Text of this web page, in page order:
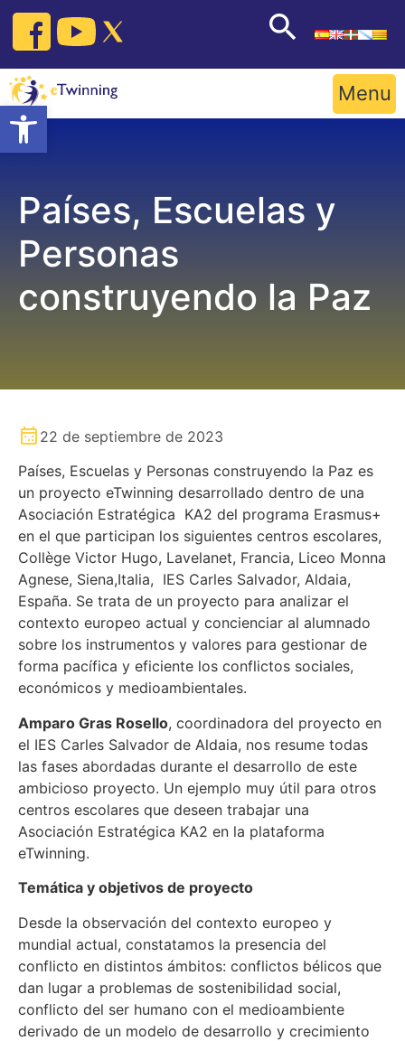
Open toolbar
Skip
content
Menu
Países, Escuelas y
Personas
construyendo la Paz
22 de septiembre de 2023
Países, Escuelas y Personas construyendo la Paz es
un proyecto eTwinning desarrollado dentro de una
Asociación Estratégica KA2 del programa Erasmus+
en el que participan los siguientes centros escolares,
Collège Victor Hugo, Lavelanet, Francia, Liceo Monna
Agnese, Siena,Italia, IES Carles Salvador, Aldaia,
España. Se trata de un proyecto para analizar el
contexto europeo actual y concienciar al alumnado
sobre los instrumentos y valores para gestionar de
forma pacífica y eficiente los conflictos sociales,
económicos y medioambientales.
Amparo Gras Rosello, coordinadora del proyecto en
el IES Carles Salvador de Aldaia, nos resume todas
las fases abordadas durante el desarrollo de este
ambicioso proyecto. Un ejemplo muy útil para otros
centros escolares que deseen trabajar una
Asociación Estratégica KA2 en la plataforma
eTwinning.
Temática y objetivos de proyecto
Desde la observación del contexto europeo y
mundial actual, constatamos la presencia del
conflicto en distintos ámbitos: conflictos bélicos que
dan lugar a problemas de sostenibilidad social,
conflicto del ser humano con el medioambiente
derivado de un modelo de desarrollo y crecimiento